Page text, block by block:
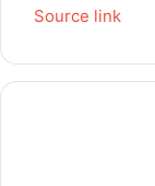
Source link